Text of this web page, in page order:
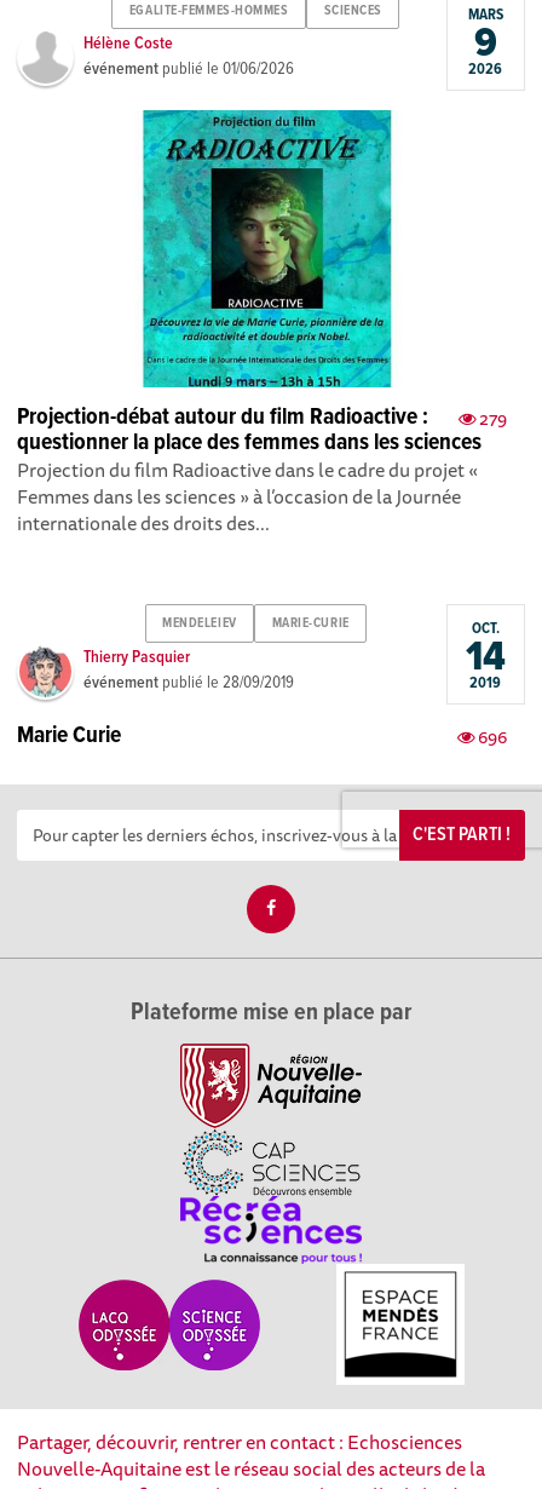
EGALITE-FEMMES-HOMMES SCIENCES
Hélène Coste
événement publié le01/06/2026
MARS
9
2026
279
Projection-débat autour du film Radioactive :
questionner la place des femmes dans les sciences
Projection du film Radioactive dans le cadre du projet «
Femmes dans les sciences » à l’occasion de la Journée
internationale des droits des...
MENDELEIEV MARIE-CURIE
Thierry Pasquier
événement publié le28/09/2019
OCT.
14
2019
696
Marie Curie
C'EST PARTI !
Plateforme mise en place par
Partager, découvrir, rentrer en contact : Echosciences
Nouvelle-Aquitaine est le réseau social des acteurs de la